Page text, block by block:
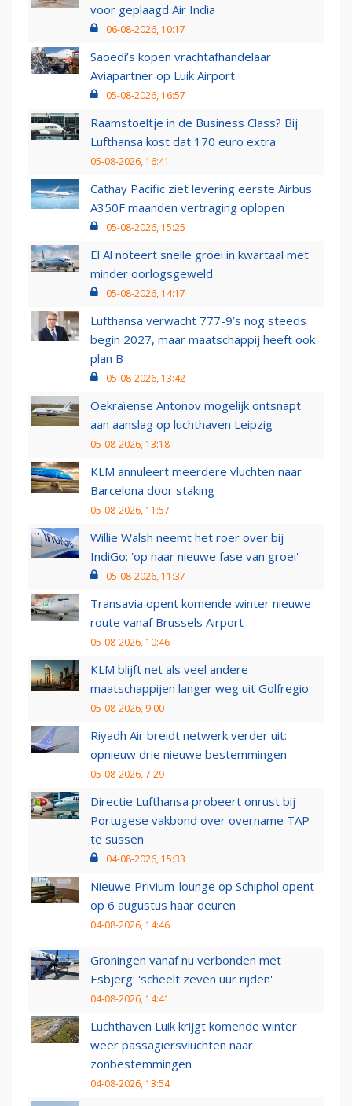
voor geplaagd Air India
06-08-2026, 10:17
Saoedi’s kopen vrachtafhandelaar
Aviapartner op Luik Airport
05-08-2026, 16:57
Raamstoeltje in de Business Class? Bij
Lufthansa kost dat 170 euro extra
05-08-2026, 16:41
Cathay Pacific ziet levering eerste Airbus
A350F maanden vertraging oplopen
05-08-2026, 15:25
El Al noteert snelle groei in kwartaal met
minder oorlogsgeweld
05-08-2026, 14:17
Lufthansa verwacht 777-9’s nog steeds
begin 2027, maar maatschappij heeft ook
plan B
05-08-2026, 13:42
Oekraïense Antonov mogelijk ontsnapt
aan aanslag op luchthaven Leipzig
05-08-2026, 13:18
KLM annuleert meerdere vluchten naar
Barcelona door staking
05-08-2026, 11:57
Willie Walsh neemt het roer over bij
IndiGo: 'op naar nieuwe fase van groei'
05-08-2026, 11:37
Transavia opent komende winter nieuwe
route vanaf Brussels Airport
05-08-2026, 10:46
KLM blijft net als veel andere
maatschappijen langer weg uit Golfregio
05-08-2026, 9:00
Riyadh Air breidt netwerk verder uit:
opnieuw drie nieuwe bestemmingen
05-08-2026, 7:29
Directie Lufthansa probeert onrust bij
Portugese vakbond over overname TAP
te sussen
04-08-2026, 15:33
Nieuwe Privium-lounge op Schiphol opent
op 6 augustus haar deuren
04-08-2026, 14:46
Groningen vanaf nu verbonden met
Esbjerg: 'scheelt zeven uur rijden'
04-08-2026, 14:41
Luchthaven Luik krijgt komende winter
weer passagiersvluchten naar
zonbestemmingen
04-08-2026, 13:54